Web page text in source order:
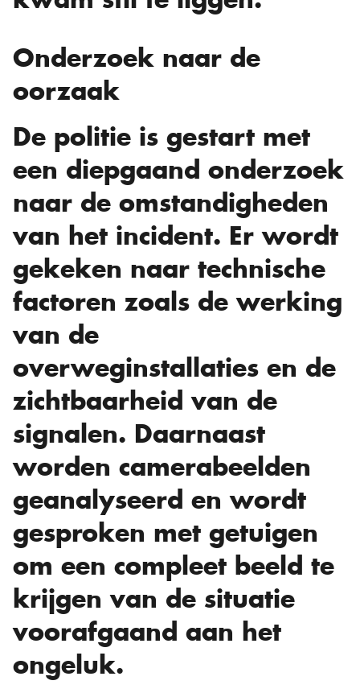
Onderzoek naar de
oorzaak
De politie is gestart met
een diepgaand onderzoek
naar de omstandigheden
van het incident. Er wordt
gekeken naar technische
factoren zoals de werking
van de
overweginstallaties en de
zichtbaarheid van de
signalen. Daarnaast
worden camerabeelden
geanalyseerd en wordt
gesproken met getuigen
om een compleet beeld te
krijgen van de situatie
voorafgaand aan het
ongeluk.